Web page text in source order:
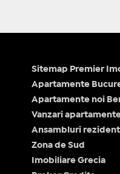
Sitemap Premier
Apartamente
Apartamente noi
Vanzari
Ansambluri
Zona de Sud
Imobiliare Grecia